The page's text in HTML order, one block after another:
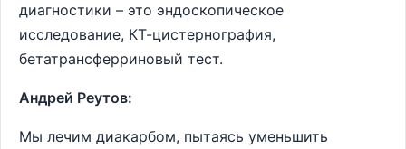
диагностики – это эндоскопическое
исследование, КТ-цистернография,
бетатрансферриновый тест.
Андрей Реутов:
Мы лечим диакарбом, пытаясь уменьшить